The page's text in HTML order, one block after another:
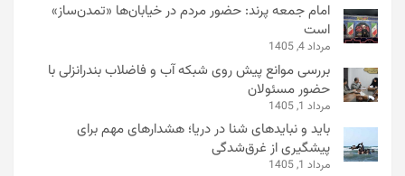
امام جمعه پرند: حضور مردم در خیابان‌ها «تمدن‌ساز»
است
مرداد 4, 1405
بررسی موانع پیش روی شبکه آب و فاضلاب بندرانزلی با
حضور مسئولان
مرداد 1, 1405
باید و نبایدهای شنا در دریا؛ هشدارهای مهم برای
پیشگیری از غرق‌شدگی
مرداد 1, 1405